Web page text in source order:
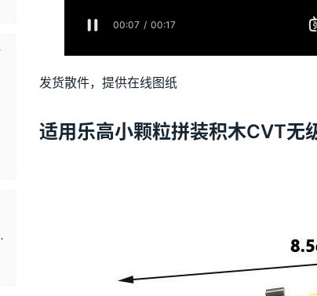
发货散件，提供在线图纸
适用乐高小颗粒拼装积木CVT无